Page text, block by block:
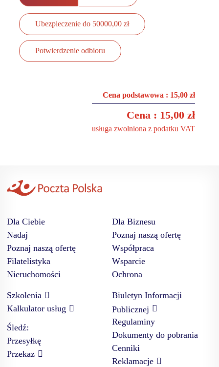
pocztowa
Paczka
pocztowa
z
Druki
Ubezpieczenie do 50000,00 zł
Potwierdzenie odbioru
Cena podstawowa : 15,00 zł
Cena : 15,00 zł
usługa zwolniona z podatku VAT
Dla Ciebie
Nadaj
Poznaj naszą ofertę
Filatelistyka
Nieruchomości
Dla Biznesu
Poznaj naszą ofertę
Współpraca
Wsparcie
Ochrona
Szkolenia
Kalkulator usług
Śledź:
Przesyłkę
Przekaz
Biuletyn Informacji
Publicznej
Regulaminy
Dokumenty do pobrania
Cenniki
Reklamacje